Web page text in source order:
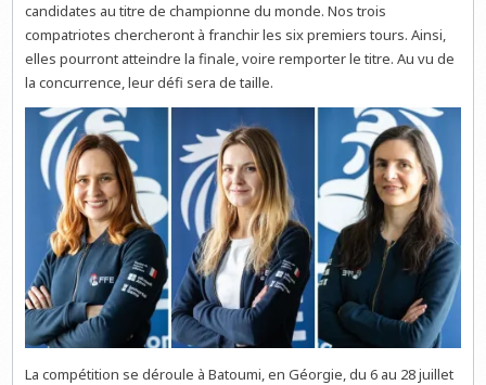
candidates au titre de championne du monde. Nos trois
compatriotes chercheront à franchir les six premiers tours. Ainsi,
elles pourront atteindre la finale, voire remporter le titre. Au vu de
la concurrence, leur défi sera de taille.
La compétition se déroule à Batoumi, en Géorgie, du 6 au 28 juillet